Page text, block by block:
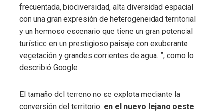
frecuentada, biodiversidad, alta diversidad espacial
con una gran expresión de heterogeneidad territorial
y un hermoso escenario que tiene un gran potencial
turístico en un prestigioso paisaje con exuberante
vegetación y grandes corrientes de agua. ”, como lo
describió Google.
El tamaño del terreno no se explota mediante la
conversión del territorio. en el nuevo lejano oeste